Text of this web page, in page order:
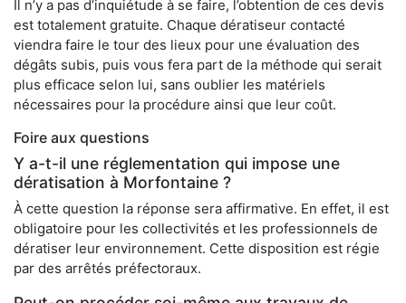
Il n’y a pas d’inquiétude à se faire, l’obtention de ces devis
est totalement gratuite. Chaque dératiseur contacté
viendra faire le tour des lieux pour une évaluation des
dégâts subis, puis vous fera part de la méthode qui serait
plus efficace selon lui, sans oublier les matériels
nécessaires pour la procédure ainsi que leur coût.
Foire aux questions
Y a-t-il une réglementation qui impose une
dératisation à Morfontaine ?
À cette question la réponse sera affirmative. En effet, il est
obligatoire pour les collectivités et les professionnels de
dératiser leur environnement. Cette disposition est régie
par des arrêtés préfectoraux.